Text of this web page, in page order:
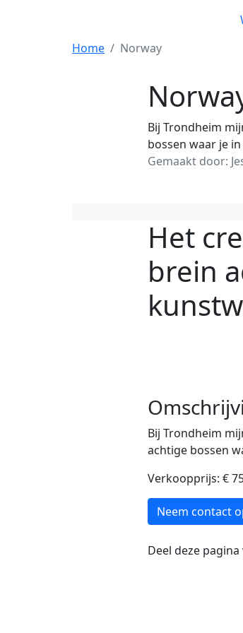
Bij Trondheim
bossen waar je in
Het
brein
Bij Trondheim
Verkoopprijs: €
Neem contact